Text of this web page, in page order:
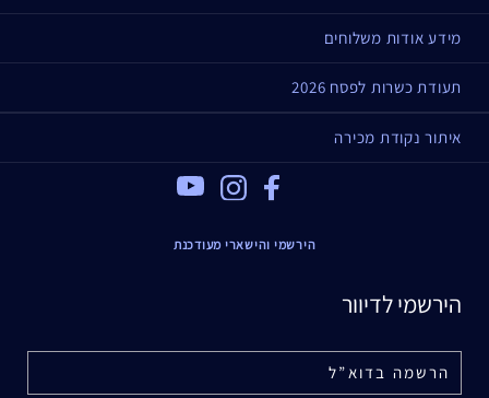
מידע אודות משלוחים
תעודת כשרות לפסח 2026
איתור נקודת מכירה
Facebook
הירשמי והישארי מעודכנת
הירשמי לדיוור